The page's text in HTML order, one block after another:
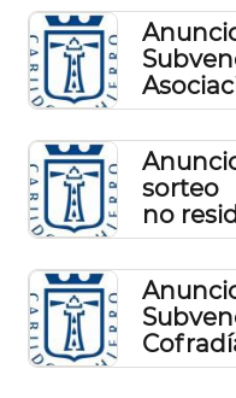
sorteo
no